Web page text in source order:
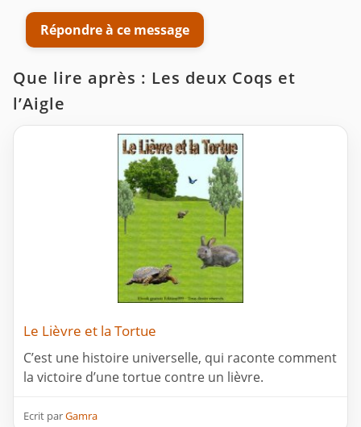
Répondre à ce message
Que lire après : Les deux Coqs et
l’Aigle
Le Lièvre et la Tortue
C’est une histoire universelle, qui raconte comment
la victoire d’une tortue contre un lièvre.
Ecrit parGamra